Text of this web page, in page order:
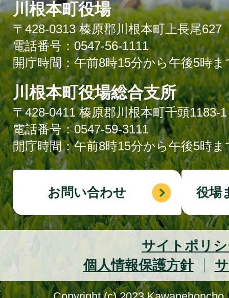
川根本町役場
〒428-0313 榛原郡川根本町上長尾627
電話番号：0547-56-1111
開庁時間：午前8時15分から午後5時ま
川根本町役場総合支所
〒428-0411 榛原郡川根本町千頭1183-1
電話番号：0547-59-3111
開庁時間：午前8時15分から午後5時ま
お問い合わせ 役場
サイトポリ
個人情報保護方針